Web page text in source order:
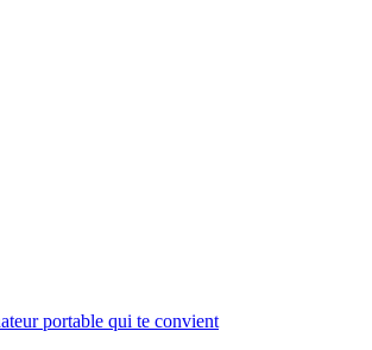
portable qui te convient